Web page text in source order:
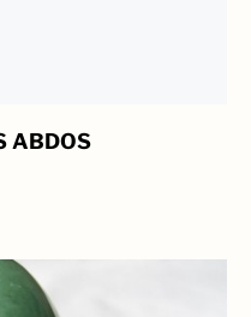
ABDOS